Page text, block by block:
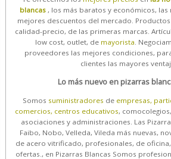
blancas , los más baratos y económicos,
mejores descuentos del mercado.
calidad-precio, de las primeras marcas.
low cost, outlet, de mayorista .
proveedores las mejores condiciones,
clientes las mayores
Lo más nuevo en pizarras
Somos suministradores de empresas,
comercios, centros educativos,
asociaciones y administraciones. Las
Faibo, Nobo, Velleda, Vileda más nuevas,
de acero vitrificado, profesionales, de
ofertas., en Pizarras Blancas Somos